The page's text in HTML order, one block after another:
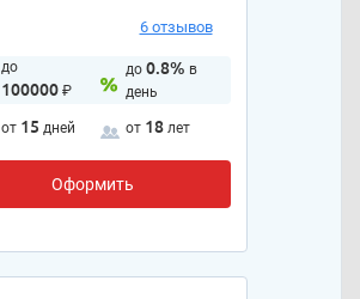
6 отзывов
до
100000₽
до 0.8% в
день
от 15 дней от 18 лет
Оформить